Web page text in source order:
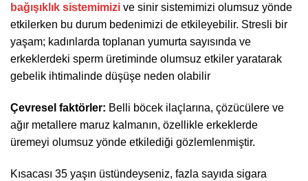
bağışıklık sistemimizi ve sinir sistemimizi olumsuz yönde
etkilerken bu durum bedenimizi de etkileyebilir. Stresli bir
yaşam; kadınlarda toplanan yumurta sayısında ve
erkeklerdeki sperm üretiminde olumsuz etkiler yaratarak
gebelik ihtimalinde düşüşe neden olabilir
Çevresel faktörler: Belli böcek ilaçlarına, çözücülere ve
ağır metallere maruz kalmanın, özellikle erkeklerde
üremeyi olumsuz yönde etkilediği gözlemlenmiştir.
Kısacası 35 yaşın üstündeyseniz, fazla sayıda sigara